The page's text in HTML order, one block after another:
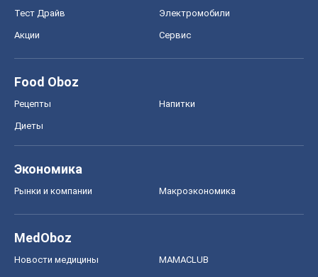
Тест Драйв Электромобили
Акции Сервис
Food Oboz
Рецепты Напитки
Диеты
Экономика
Рынки и компании Mакроэкономика
MedOboz
Новости медицины MAMACLUB